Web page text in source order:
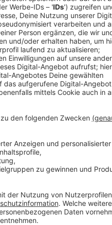
Eifel - Der Podcast:
ihn euch nicht. Seit 2003
mit seinen Hörerinnen und
- wenn auch nicht
nun unter die Podcaster
Hier bekommt Ihr außerdem